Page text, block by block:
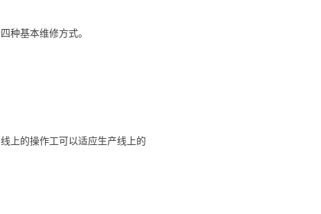
种基本维修方式。
上的操作工可以适应生产线上的